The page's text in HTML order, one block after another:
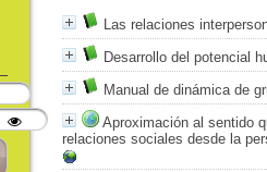
Las relaciones
Desarrollo del potencial
Manual de dinámica de
Aproximación al sentido
relaciones sociales desde la